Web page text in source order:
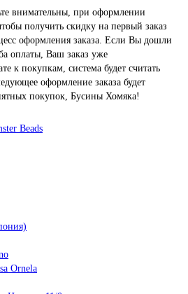
внимательны, при оформлении
получить скидку на первый заказ
оформления заказа. Если Вы дошли
оплаты, Ваш заказ уже
к покупкам, система будет считать
оформление заказа будет
покупок, Бусины Хомяка!
Ornela